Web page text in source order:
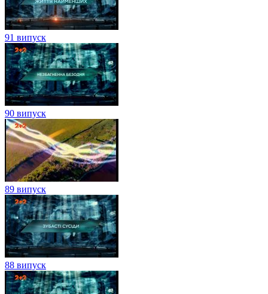
91 випуск
90 випуск
89 випуск
88 випуск